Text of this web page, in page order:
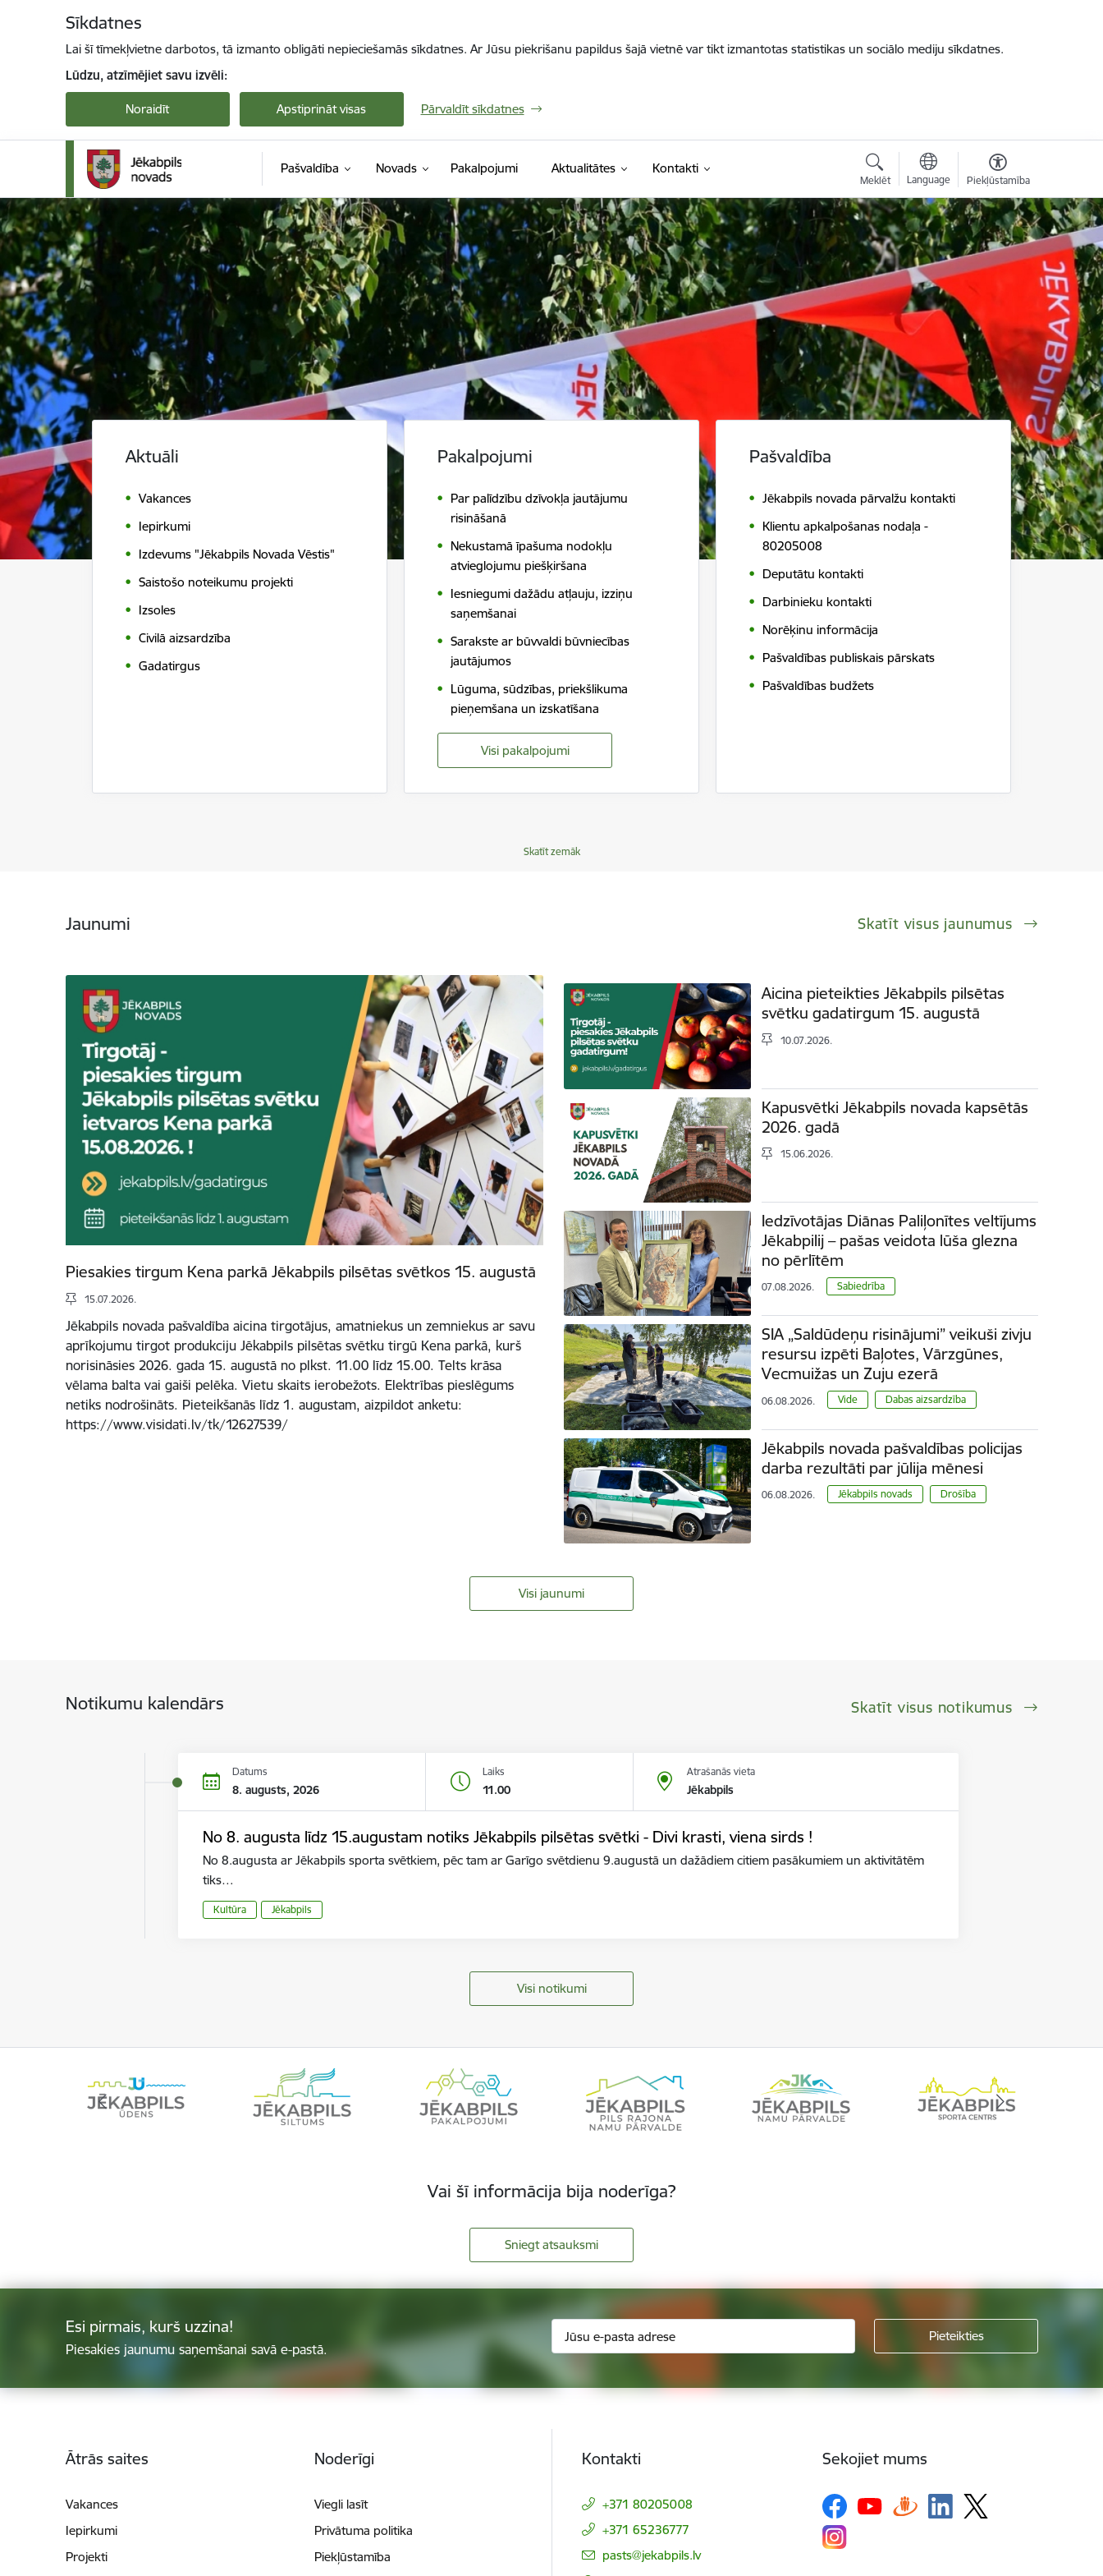
Sīkdatnes
Lai šī tīmekļvietne darbotos, tā izmanto obligāti nepieciešamās sīkdatnes. Ar Jūsu piekrišanu papildus šajā vietnē var tikt izmantotas statistikas un sociālo mediju sīkdatnes.
Lūdzu, atzīmējiet savu izvēli:
Noraidīt Apstiprināt visas Pārvaldīt sīkdatnes
Pašvaldība Novads Pakalpojumi Aktualitātes Kontakti
Meklēt Language Piekļūstamība
Jekabpils novada pašvaldība
Aktuāli
Vakances
Iepirkumi
Izdevums "Jēkabpils Novada Vēstis"
Saistošo noteikumu projekti
Izsoles
Civilā aizsardzība
Gadatirgus
Pakalpojumi
Par palīdzību dzīvokļa jautājumu
risināšanā
Nekustamā īpašuma nodokļu
atvieglojumu piešķiršana
Iesniegumi dažādu atļauju, izziņu
saņemšanai
Sarakste ar būvvaldi būvniecības
jautājumos
Lūguma, sūdzības, priekšlikuma
pieņemšana un izskatīšana
Visi pakalpojumi
Pašvaldība
Jēkabpils novada pārvalžu kontakti
Klientu apkalpošanas nodaļa -
80205008
Deputātu kontakti
Darbinieku kontakti
Norēķinu informācija
Pašvaldības publiskais pārskats
Pašvaldības budžets
Skatīt zemāk
Jaunumi Skatīt visus jaunumus
Piesakies tirgum Kena parkā Jēkabpils pilsētas svētkos 15. augustā
15.07.2026.
Jēkabpils novada pašvaldība aicina tirgotājus, amatniekus un zemniekus ar savu
aprīkojumu tirgot produkciju Jēkabpils pilsētas svētku tirgū Kena parkā, kurš
norisināsies 2026. gada 15. augustā no plkst. 11.00 līdz 15.00. Telts krāsa
vēlama balta vai gaiši pelēka. Vietu skaits ierobežots. Elektrības pieslēgums
netiks nodrošināts. Pieteikšanās līdz 1. augustam, aizpildot anketu:
https://www.visidati.lv/tk/12627539/
Aicina pieteikties Jēkabpils pilsētas
svētku gadatirgum 15. augustā
10.07.2026.
Kapusvētki Jēkabpils novada kapsētās
2026. gadā
15.06.2026.
Iedzīvotājas Diānas Paliļonītes veltījums
Jēkabpilij – pašas veidota lūša glezna
no pērlītēm
07.08.2026. Sabiedrība
SIA „Saldūdeņu risinājumi” veikuši zivju
resursu izpēti Baļotes, Vārzgūnes,
Vecmuižas un Zuju ezerā
06.08.2026. Vide Dabas aizsardzība
Jēkabpils novada pašvaldības policijas
darba rezultāti par jūlija mēnesi
06.08.2026. Jēkabpils novads Drošība
Visi jaunumi
Notikumu kalendārs Skatīt visus notikumus
Datums
8. augusts, 2026
Laiks
11.00
Atrašanās vieta
Jēkabpils
No 8. augusta līdz 15.augustam notiks Jēkabpils pilsētas svētki - Divi krasti, viena sirds !
No 8.augusta ar Jēkabpils sporta svētkiem, pēc tam ar Garīgo svētdienu 9.augustā un dažādiem citiem pasākumiem un aktivitātēm
tiks…
Kultūra Jēkabpils
Visi notikumi
Vai šī informācija bija noderīga?
Sniegt atsauksmi
Esi pirmais, kurš uzzina!
Piesakies jaunumu saņemšanai savā e-pastā.
Ātrās saites
Vakances
Iepirkumi
Projekti
Noderīgi
Viegli lasīt
Privātuma politika
Piekļūstamība
Kontakti
+371 80205008
+371 65236777
E-pasts:
pasts@jekabpils.lv
Sekojiet mums